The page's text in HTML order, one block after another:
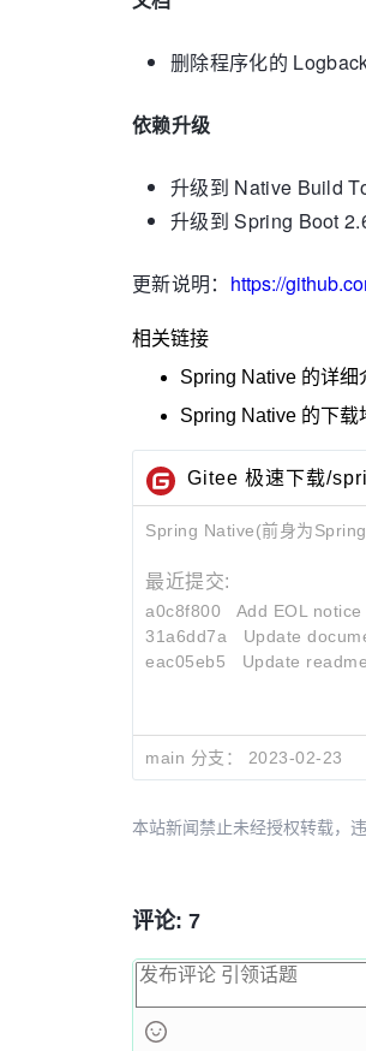
删除程序化的
依赖升级
升级到 Native Build
升级到 Spring Boot
更新说明： https://
相关链接
Spring Native 的详细
Spring Native 的下载
Gitee 极速下载/
Spring Native(前身为
最近提交:
a0c8f800 Add EOL notice
31a6dd7a
Update
eac05eb5
Update
main 分支： 2023-02-23
本站新闻禁止未经授权转载，
评论: 7